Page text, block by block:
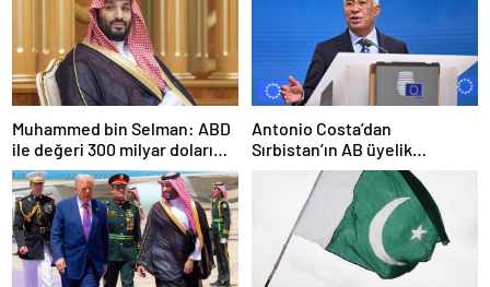
Muhammed bin Selman: ABD
ile değeri 300 milyar doları
aşan anlaşmalar imzaladık
Antonio Costa’dan
Sırbistan’ın AB üyelik
sürecine ilişkin açıklama